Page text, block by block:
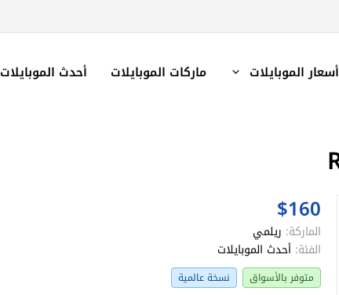
أسعار الموبايلات ماركات الموبايلات أحدث الموبايلات
$160
الماركة: ريلمي
الفئة: أحدث الموبايلات
متوفر بالأسواق نسخة عالمية